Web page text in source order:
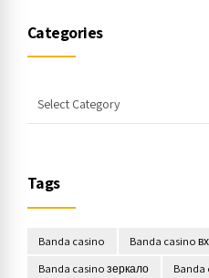
Categories
Tags
Banda casino
Banda casino
Banda casino зеркало